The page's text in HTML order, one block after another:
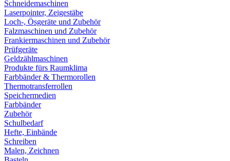
Schneidemaschinen
Laserpointer, Zeigestäbe
Loch-, Ösgeräte und Zubehör
Falzmaschinen und Zubehör
Frankiermaschinen und Zubehör
Prüfgeräte
Geldzählmaschinen
Produkte fürs Raumklima
Farbbänder & Thermorollen
Thermotransferrollen
Speichermedien
Farbbänder
Zubehör
Schulbedarf
Hefte, Einbände
Schreiben
Malen, Zeichnen